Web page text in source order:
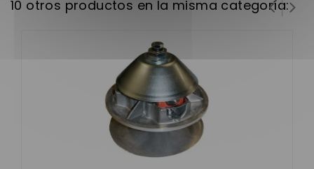
10 otros productos en la misma categoría: